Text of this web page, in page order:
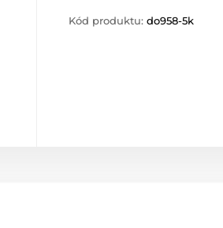
Kód produktu: do958-5k